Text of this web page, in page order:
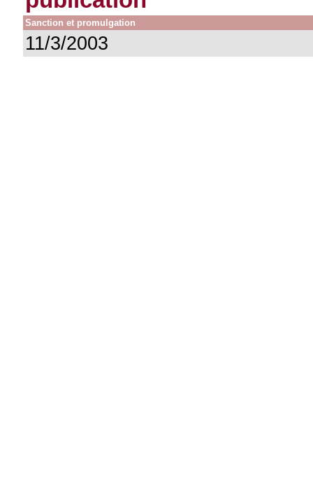
Sanction et promulgation
11/3/2003